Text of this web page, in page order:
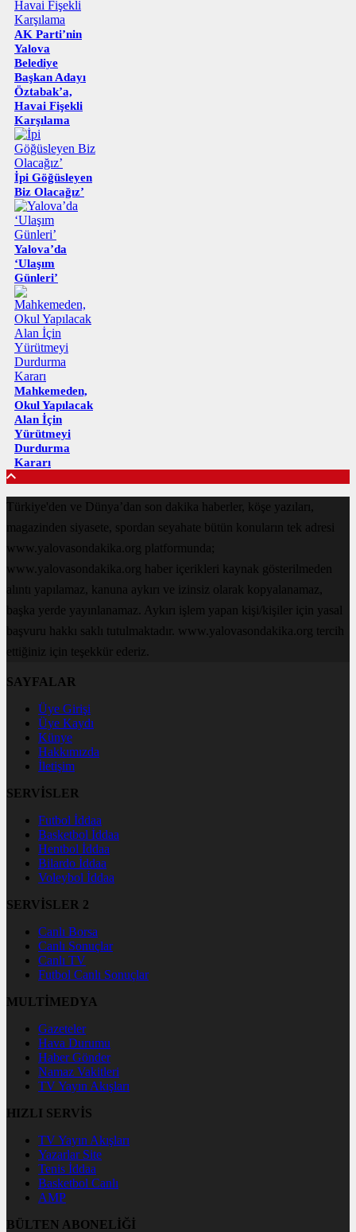
AK Parti’nin
Yalova
Belediye
Başkan Adayı
Öztabak’a,
Havai Fişekli
Karşılama
İpi Göğüsleyen
Biz Olacağız’
Yalova’da
‘Ulaşım
Günleri’
Mahkemeden,
Okul Yapılacak
Alan İçin
Yürütmeyi
Durdurma
Kararı
Türkiye'den ve Dünya’dan son dakika haberler, köşe yazıları,
magazinden siyasete, spordan seyahate bütün konuların tek adresi
www.yalovasondakika.org platformunda;
www.yalovasondakika.org haber içerikleri kaynak gösterilmeden
alıntı yapılamaz, kanuna aykırı ve izinsiz olarak kopyalanamaz,
başka yerde yayınlanamaz. Aykırı işlem yapan kişi/kişiler için yasal
başvuru hakkı saklı tutulmaktadır. www.yalovasondakika.org tercih
ettiğiniz için teşekkür ederiz.
SAYFALAR
Üye Girişi
Üye Kaydı
Künye
Hakkımızda
İletişim
SERVİSLER
Futbol İddaa
Basketbol İddaa
Hentbol İddaa
Bilardo İddaa
Voleybol İddaa
SERVİSLER 2
Canlı Borsa
Canlı Sonuçlar
Canlı TV
Futbol Canlı Sonuçlar
MULTİMEDYA
Gazeteler
Hava Durumu
Haber Gönder
Namaz Vakitleri
TV Yayın Akışları
HIZLI SERVİS
TV Yayın Akışları
Yazarlar Site
Tenis İddaa
Basketbol Canlı
AMP
BÜLTEN ABONELİĞİ